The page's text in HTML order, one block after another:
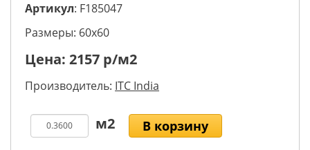
Артикул: F185047
Размеры: 60х60
Цена: 2157 р/м2
Производитель: ITC India
В корзину